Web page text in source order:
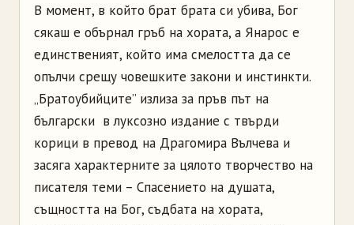
В момент, в който брат брата си убива, Бог
сякаш е обърнал гръб на хората, а Янарос е
единственият, който има смелостта да се
опълчи срещу човешките закони и инстинкти.
„Братоубийците” излиза за пръв път на
български в луксозно издание с твърди
корици в превод на Драгомира Вълчева и
засяга характерните за цялото творчество на
писателя теми – Спасението на душата,
същността на Бог, съдбата на хората,